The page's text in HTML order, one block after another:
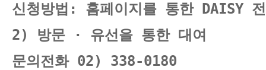
신청방법: 홈페이지를 통한 DAISY 전
2) 방문 · 유선을 통한 대여
문의전화 02) 338-0180